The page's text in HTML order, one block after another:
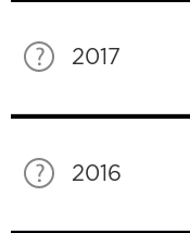
2017
2016